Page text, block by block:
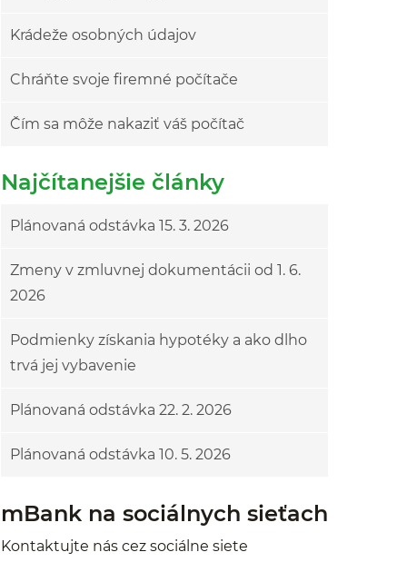
Krádeže osobných údajov
Chráňte svoje firemné počítače
Čím sa môže nakaziť váš počítač
Najčítanejšie články
Plánovaná odstávka 15. 3. 2026
Zmeny v zmluvnej dokumentácii od 1. 6.
2026
Podmienky získania hypotéky a ako dlho
trvá jej vybavenie
Plánovaná odstávka 22. 2. 2026
Plánovaná odstávka 10. 5. 2026
mBank na sociálnych sieťach
Kontaktujte nás cez sociálne siete